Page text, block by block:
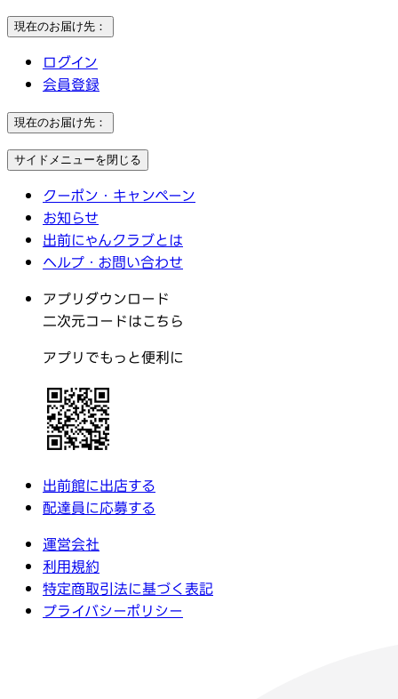
現在のお届け先：
ログイン
会員登録
現在のお届け先：
サイドメニューを閉じる
クーポン・キャンペーン
お知らせ
出前にゃんクラブとは
ヘルプ・お問い合わせ
アプリダウンロード
二次元コードはこちら
アプリでもっと便利に
出前館に出店する
配達員に応募する
運営会社
利用規約
特定商取引法に基づく表記
プライバシーポリシー